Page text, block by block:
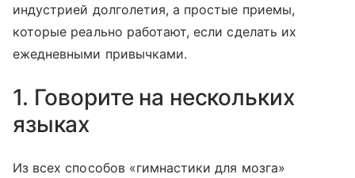
индустрией долголетия, а простые приемы,
которые реально работают, если сделать их
ежедневными привычками.
1. Говорите на нескольких
языках
Из всех способов «гимнастики для мозга»